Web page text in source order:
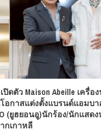
ปิดตัว Maison Abeille เครื่
อกาสแต่งตั้งแบรนด์แอมบา
(ยูฮยอนอู)นักร้อง/นักแส
กเกาหลี